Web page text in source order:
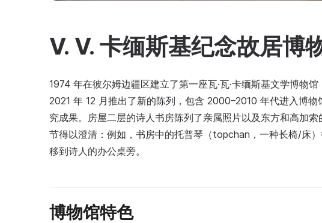
V. V. 卡缅斯基纪念故居博
1974 年在彼尔姆边疆区建立了第一座瓦·瓦·卡缅斯基文学博物
2021 年 12 月推出了新的陈列，包含 2000–2010 年代进入博
究成果。房屋二层的诗人书房陈列了亲属照片以及东方和高加
节得以澄清：例如，书房中的托普琴（topchan，一种长椅/床
移到诗人的办公桌旁。
博物馆特色